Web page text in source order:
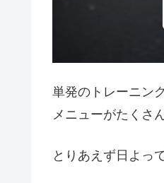
単発のトレーニン
メニューがたくさ
とりあえず日よっ